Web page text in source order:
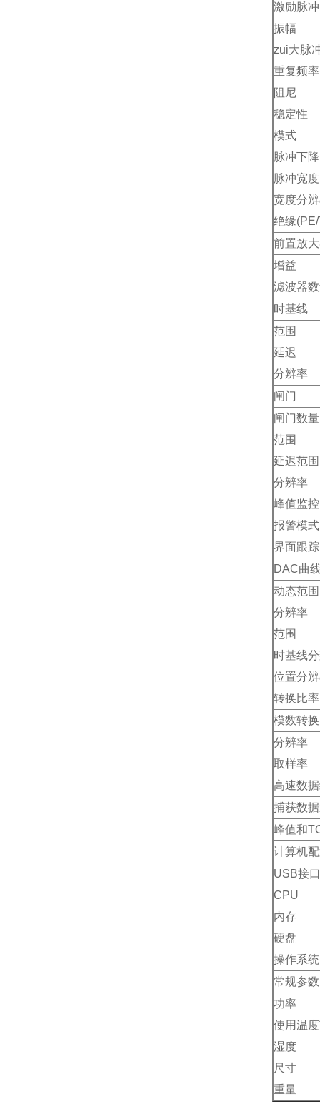
激励脉冲
振幅
zui大脉
重复频率
阻尼
稳定性
模式
脉冲下
脉冲宽度
宽度分
绝缘
前置放
增益
滤波器
时基线
范围
延迟
分辨率
闸门
闸门数量
范围
延迟范围
分辨率
峰值监控
报警模式
界面跟踪
DAC曲
动态范围
分辨率
范围
时基线
位置分
转换比率
模数转换
分辨率
取样率
高速数
捕获数
峰值和
计算机
USB接口
CPU
内存
硬盘
操作系统
常规参数
功率
使用温
湿度
尺寸
重量